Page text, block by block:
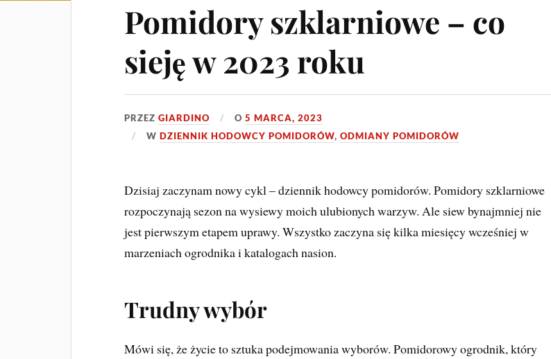
Pomidory szklarniowe – co
sieję w 2023 roku
PRZEZGIARDINO O5 MARCA, 2023
WDZIENNIK HODOWCY POMIDORÓW,ODMIANY POMIDORÓW
Dzisiaj zaczynam nowy cykl – dziennik hodowcy pomidorów. Pomidory szklarniowe
rozpoczynają sezon na wysiewy moich ulubionych warzyw. Ale siew bynajmniej nie
jest pierwszym etapem uprawy. Wszystko zaczyna się kilka miesięcy wcześniej w
marzeniach ogrodnika i katalogach nasion.
Trudny wybór
Mówi się, że życie to sztuka podejmowania wyborów. Pomidorowy ogrodnik, który